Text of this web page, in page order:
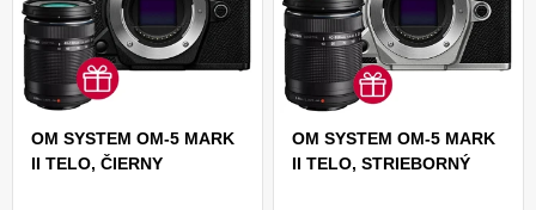
OM SYSTEM OM-5 MARK
II TELO, ČIERNY
OM SYSTEM OM-5 MARK
II TELO, STRIEBORNÝ